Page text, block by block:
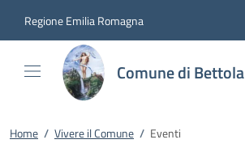
Regione Emilia Romagna
Comune di Bettola
Home / Vivere il Comune / Eventi